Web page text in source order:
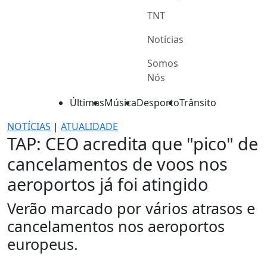
TNT
Notícias
Somos
Nós
ÚltimasMúsicaDesportoTrânsito
NOTÍCIAS | ATUALIDADE
TAP: CEO acredita que "pico" de
cancelamentos de voos nos
aeroportos já foi atingido
Verão marcado por vários atrasos e
cancelamentos nos aeroportos
europeus.